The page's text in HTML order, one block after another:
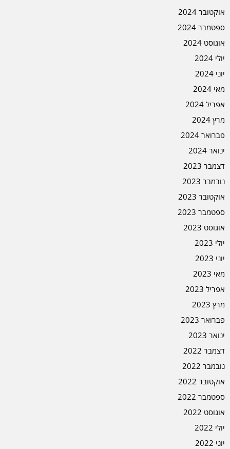
אוקטובר 2024
ספטמבר 2024
אוגוסט 2024
יולי 2024
יוני 2024
מאי 2024
אפריל 2024
מרץ 2024
פברואר 2024
ינואר 2024
דצמבר 2023
נובמבר 2023
אוקטובר 2023
ספטמבר 2023
אוגוסט 2023
יולי 2023
יוני 2023
מאי 2023
אפריל 2023
מרץ 2023
פברואר 2023
ינואר 2023
דצמבר 2022
נובמבר 2022
אוקטובר 2022
ספטמבר 2022
אוגוסט 2022
יולי 2022
יוני 2022